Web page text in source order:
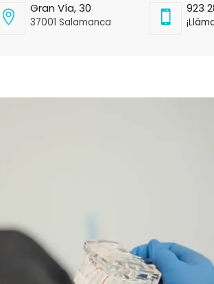
Gran Vía, 30
37001 Salamanca
923